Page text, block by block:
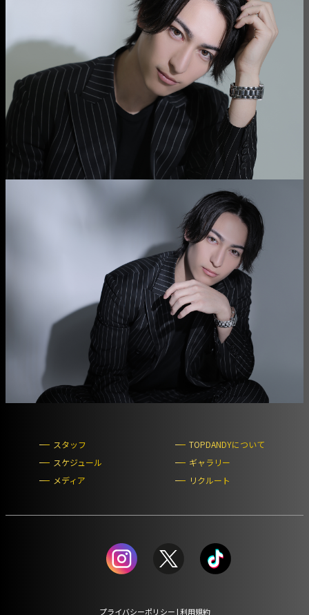
スタッフ
TOPDANDYについて
スケジュール
ギャラリー
メディア
リクルート
プライバシーポリシー |利用規約